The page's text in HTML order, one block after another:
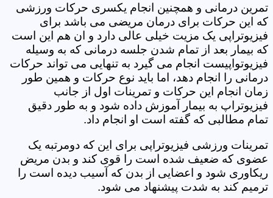
تمرین درمانی و همچنین انجام یکسری حرکات ورزشی
که این حرکات برای درمان مریضی می باشد برای
فیزیوتراپی یک مزیت خیلی عالی دارد و ان هم این است
که بیمار بعد از تمام شدن جلسه درمانی که به وسیله
فیزیوتواپیست انجام می گیرد به تنهایی می تواند حرکات
درمانی را انجام دهد، اما باید نوع حرکات و همین طور
زمان انجام این حرکات و تمرینات اول از جانب
فیزیوتراپ به بیمار آموزش داده شود و به طور دقیق
تمام مطالبی که گفته است او انجام داد.
تمرینات ورزشی فیزیوتراپی برای این که دومرتبه یک
عضوی که ضعیف شده است را قوی کند و بدن مریض
ریکاوری شود و اعضایی از بدن که آسیب دیده است را
ترمیم کند به شدت پیشنهاد می شود.